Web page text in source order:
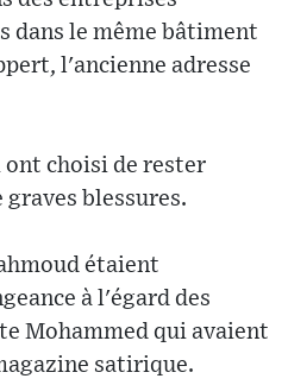
dans le même bâtiment
l'ancienne adresse
ont choisi de rester
graves blessures.
étaient
à l'égard des
Mohammed qui avaient
satirique.